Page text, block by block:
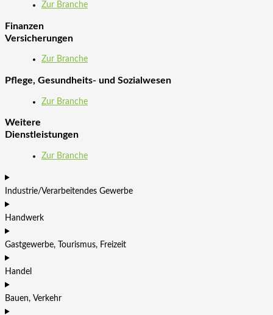
Zur Branche
Finanzen
Versicherungen
Zur Branche
Pflege, Gesundheits- und Sozialwesen
Zur Branche
Weitere
Dienst­leistungen
Zur Branche
Industrie/Verarbeitendes Gewerbe
Handwerk
Gastgewerbe, Tourismus, Freizeit
Handel
Bauen, Verkehr